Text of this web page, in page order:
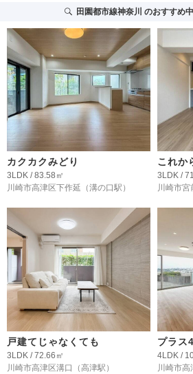
田園都市線神奈川 のおすすめ
カクカクみどり
3LDK / 83.58㎡
川崎市高津区下作延 （溝の口駅）
これか
3LDK /
川崎市宮
戸建てじゃなくても
3LDK / 72.66㎡
川崎市高津区溝口
（高津駅）
プラス
4LDK /
川崎市